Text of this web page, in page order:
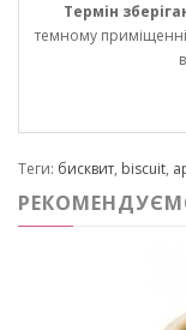
Термін
темному приміщенні
Теги: бисквит, biscuit,